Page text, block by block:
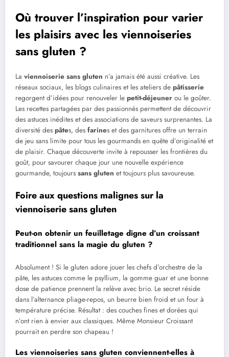
Où trouver l’inspiration pour varier
les plaisirs avec les viennoiseries
sans gluten ?
La viennoiserie sans gluten n’a jamais été aussi créative. Les
réseaux sociaux, les blogs culinaires et les ateliers de pâtisserie
regorgent d’idées pour renouveler le petit-déjeuner ou le goûter.
Les recettes partagées par des passionnés permettent de découvrir
des astuces inédites et des associations de saveurs surprenantes. La
diversité des pâtes, des farines et des garnitures offre un terrain
de jeu sans limite pour tous les gourmands en quête d’originalité et
de plaisir. Chaque découverte invite à repousser les frontières du
goût, pour savourer chaque jour une nouvelle expérience
gourmande, toujours sans gluten et toujours plus savoureuse.
Foire aux questions malignes sur la
viennoiserie sans gluten
Peut-on obtenir un feuilletage digne d’un croissant
traditionnel sans la magie du gluten ?
Absolument ! Si le gluten adore jouer les chefs d’orchestre de la
pâte, les astuces comme le psyllium, la gomme guar et une bonne
dose de patience prennent la relève avec brio. Le secret réside
dans l’alternance pliage-repos, un beurre bien froid et un four à
température précise. Résultat : des couches fines et dorées qui
n’ont rien à envier aux classiques. Même Monsieur Croissant
pourrait en perdre son chapeau !
Les viennoiseries sans gluten conviennent-elles à